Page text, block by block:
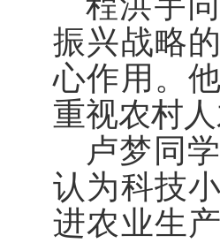
振兴战略
心作用。
重视农村
卢梦同
认为科技
进农业生